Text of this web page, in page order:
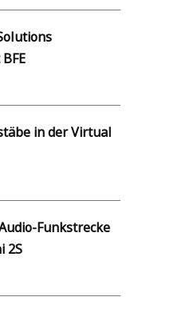
in der Virtual
Funkstrecke
2S